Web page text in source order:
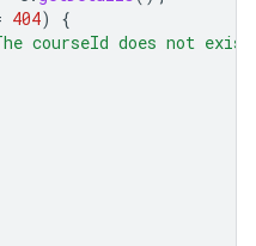
404)
{
courseId does not